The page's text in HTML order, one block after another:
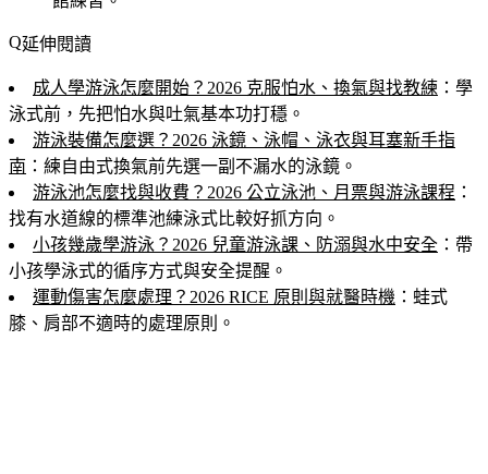
延伸閱讀
成人學游泳怎麼開始？2026 克服怕水、換氣與找教練 ：學
泳式前，先把怕水與吐氣基本功打穩。
游泳裝備怎麼選？2026 泳鏡、泳帽、泳衣與耳塞新手指
南 ：練自由式換氣前先選一副不漏水的泳鏡。
游泳池怎麼找與收費？2026 公立泳池、月票與游泳課程 ：
找有水道線的標準池練泳式比較好抓方向。
小孩幾歲學游泳？2026 兒童游泳課、防溺與水中安全 ：帶
小孩學泳式的循序方式與安全提醒。
運動傷害怎麼處理？2026 RICE 原則與就醫時機 ：蛙式
膝、肩部不適時的處理原則。